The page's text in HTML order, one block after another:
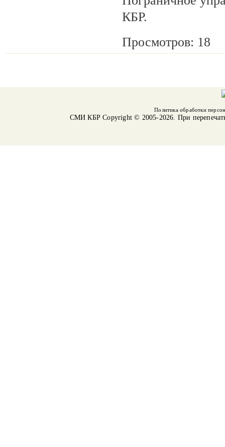
КБР.
Просмотров: 18
Политика обработки
СМИ КБРCopyright © 2005-2026. При